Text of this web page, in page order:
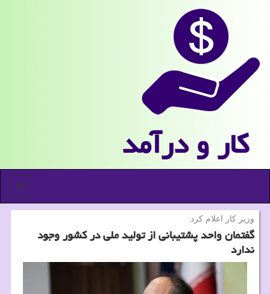
كار و درآمد
منو
وزیر كار اعلام كرد:
گفتمان واحد پشتیبانی از تولید ملی در كشور وجود
ندارد